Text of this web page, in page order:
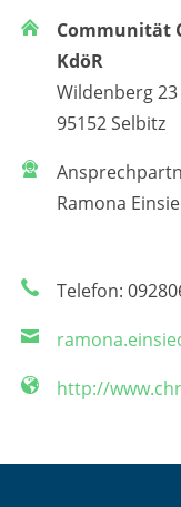
Communität
KdöR
Wildenberg 23
95152 Selbitz
Ramona
Telefon:
http://